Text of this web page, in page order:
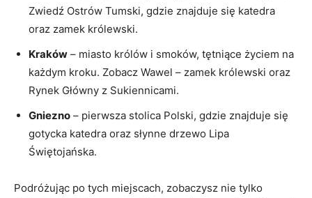
Zwiedź Ostrów Tumski, gdzie znajduje się katedra
oraz zamek ‍królewski.
Kraków – miasto królów⁣ i⁤ smoków, tętniące życiem na
każdym kroku. Zobacz Wawel – ⁤zamek​ królewski oraz
Rynek Główny z Sukiennicami.
Gniezno – pierwsza ⁣stolica Polski, gdzie znajduje się
gotycka katedra oraz ⁢słynne drzewo Lipa
Świętojańska.
Podróżując po tych miejscach,‌ zobaczysz nie tylko